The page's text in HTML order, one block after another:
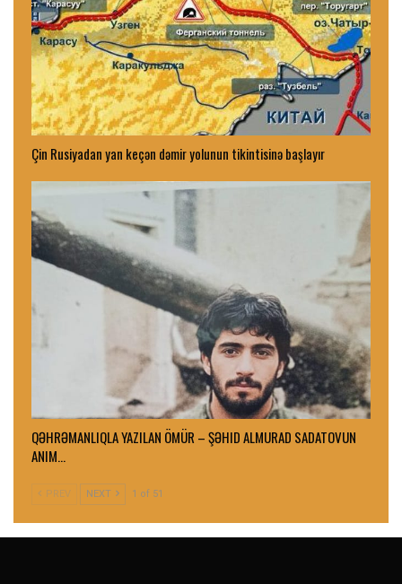
Çin Rusiyadan yan keçən dəmir yolunun tikintisinə başlayır
QƏHRƏMANLIQLA YAZILAN ÖMÜR – ŞƏHID ALMURAD SADATOVUN
ANIM…
PREV NEXT 1 of 51